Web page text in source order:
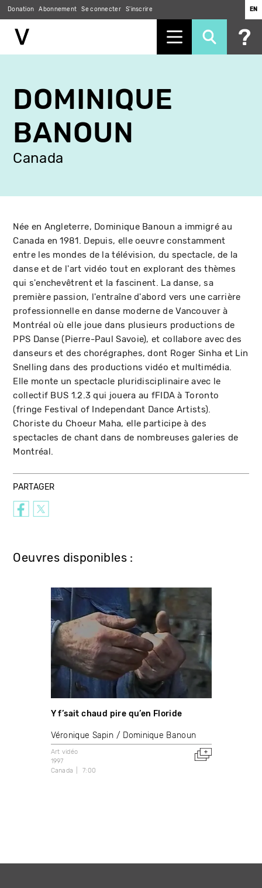
contenu
principal
Donation Abonnement Se connecter S'inscrire EN
DOMINIQUE
BANOUN
Canada
Née en Angleterre, Dominique Banoun a immigré au
Canada en 1981. Depuis, elle oeuvre constamment
entre les mondes de la télévision, du spectacle, de la
danse et de l'art vidéo tout en explorant des thèmes
qui s'enchevêtrent et la fascinent. La danse, sa
première passion, l'entraîne d'abord vers une carrière
professionnelle en danse moderne de Vancouver à
Montréal où elle joue dans plusieurs productions de
PPS Danse (Pierre-Paul Savoie), et collabore avec des
danseurs et des chorégraphes, dont Roger Sinha et Lin
Snelling dans des productions vidéo et multimédia.
Elle monte un spectacle pluridisciplinaire avec le
collectif BUS 1.2.3 qui jouera au fFIDA à Toronto
(fringe Festival of Independant Dance Artists).
Choriste du Choeur Maha, elle participe à des
spectacles de chant dans de nombreuses galeries de
Montréal.
PARTAGER
Oeuvres disponibles :
Y f’sait chaud pire qu’en Floride
Véronique Sapin Dominique Banoun
Art vidéo
1997
Canada
7:00